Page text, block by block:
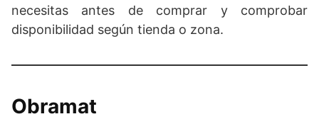
necesitas antes de comprar y comprobar
disponibilidad según tienda o zona.
Obramat